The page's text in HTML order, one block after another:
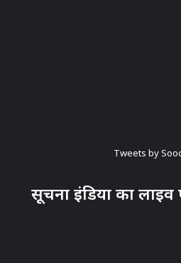
Tweets by
सूचना इंडिया का